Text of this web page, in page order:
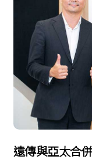
遠傳與亞太合